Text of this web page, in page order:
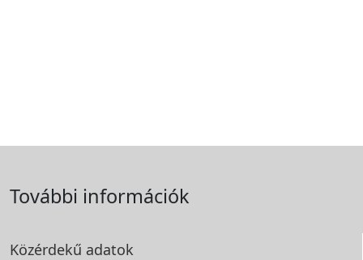
További információk
Közérdekű adatok